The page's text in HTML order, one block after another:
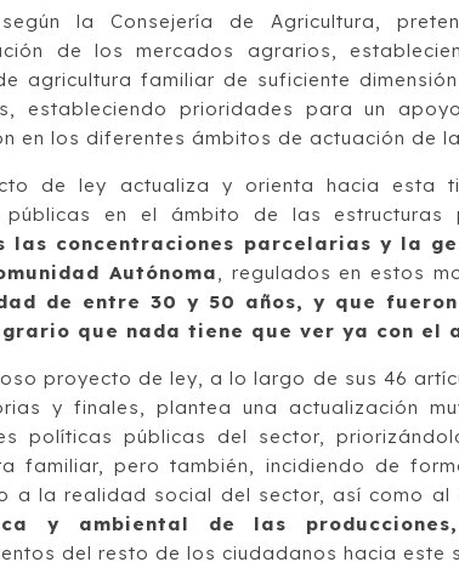
la Consejería de Agricultura,
de los mercados agrarios,
agricultura familiar de suficiente
estableciendo prioridades para un
en los diferentes ámbitos de actuación de
de ley actualiza y orienta hacia esta
públicas en el ámbito de las estructuras
las concentraciones parcelarias y la
Autónoma, regulados en estos
de entre 30 y 50 años, y que
que nada tiene que ver ya con el
proyecto de ley, a lo largo de sus 46
y finales, plantea una actualización
políticas públicas del sector,
familiar, pero también, incidiendo de
a la realidad social del sector, así como al
y ambiental de las producciones,
del resto de los ciudadanos hacia este